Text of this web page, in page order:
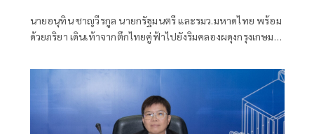
นายอนุทิน ชาญวีรกูล นายกรัฐมนตรี และรมว.มหาดไทย พร้อม
ด้วยภริยา เดินเท้าจากตึกไทยคู่ฟ้าไปยังริมคลองผดุงกรุงเกษม
รองนายกรัฐมนตรี น.ส.ศุภมาส อิศรภักดี นายสันติ ปิยะทัต